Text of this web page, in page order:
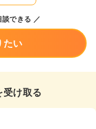
できる
たい
け取る